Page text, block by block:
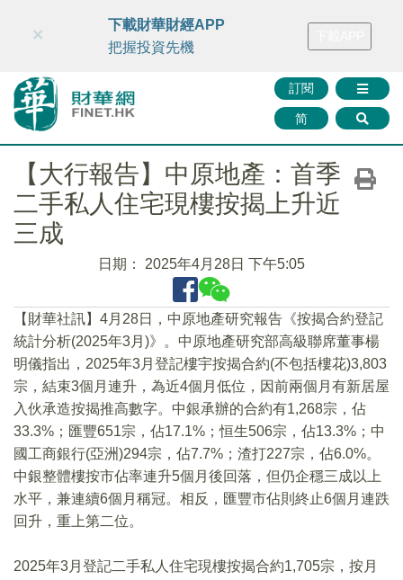
財華智庫網 FINTV FINMETA 財華證券 媒體矩陣
訂閱
简
×
下載財華財經APP
把握投資先機
【大行報告】中原地產：首季
二手私人住宅現樓按揭上升近
三成
日期： 2025年4月28日 下午5:05
【財華社訊】4月28日，中原地產研究報告《按揭合約登記
統計分析(2025年3月)》。中原地產研究部高級聯席董事楊
明儀指出，2025年3月登記樓宇按揭合約(不包括樓花)3,803
宗，結束3個月連升，為近4個月低位，因前兩個月有新居屋
入伙承造按揭推高數字。中銀承辦的合約有1,268宗，佔
33.3%；匯豐651宗，佔17.1%；恒生506宗，佔13.3%；中
國工商銀行(亞洲)294宗，佔7.7%；渣打227宗，佔6.0%。
中銀整體樓按市佔率連升5個月後回落，但仍企穩三成以上
水平，兼連續6個月稱冠。相反，匯豐市佔則終止6個月連跌
回升，重上第二位。
2025年3月登記二手私人住宅現樓按揭合約1,705宗，按月